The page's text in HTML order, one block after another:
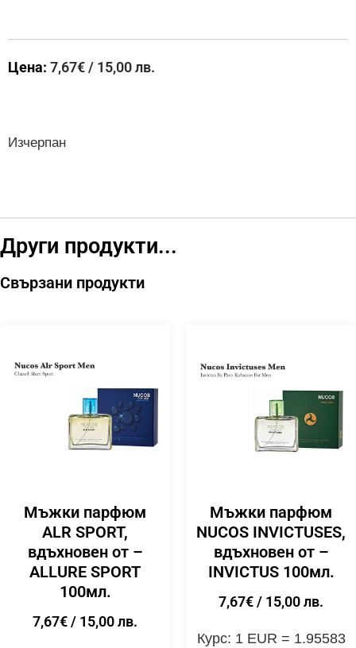
Цена: 7,67€/ 15,00 лв.
Изчерпан
Други продукти...
Свързани продукти
Мъжки парфюм
ALR SPORT,
вдъхновен от –
ALLURE SPORT
100мл.
7,67€/ 15,00 лв.
Мъжки парфюм
NUCOS INVICTUSES,
вдъхновен от –
INVICTUS 100мл.
7,67€/ 15,00 лв.
Курс: 1 EUR = 1.95583